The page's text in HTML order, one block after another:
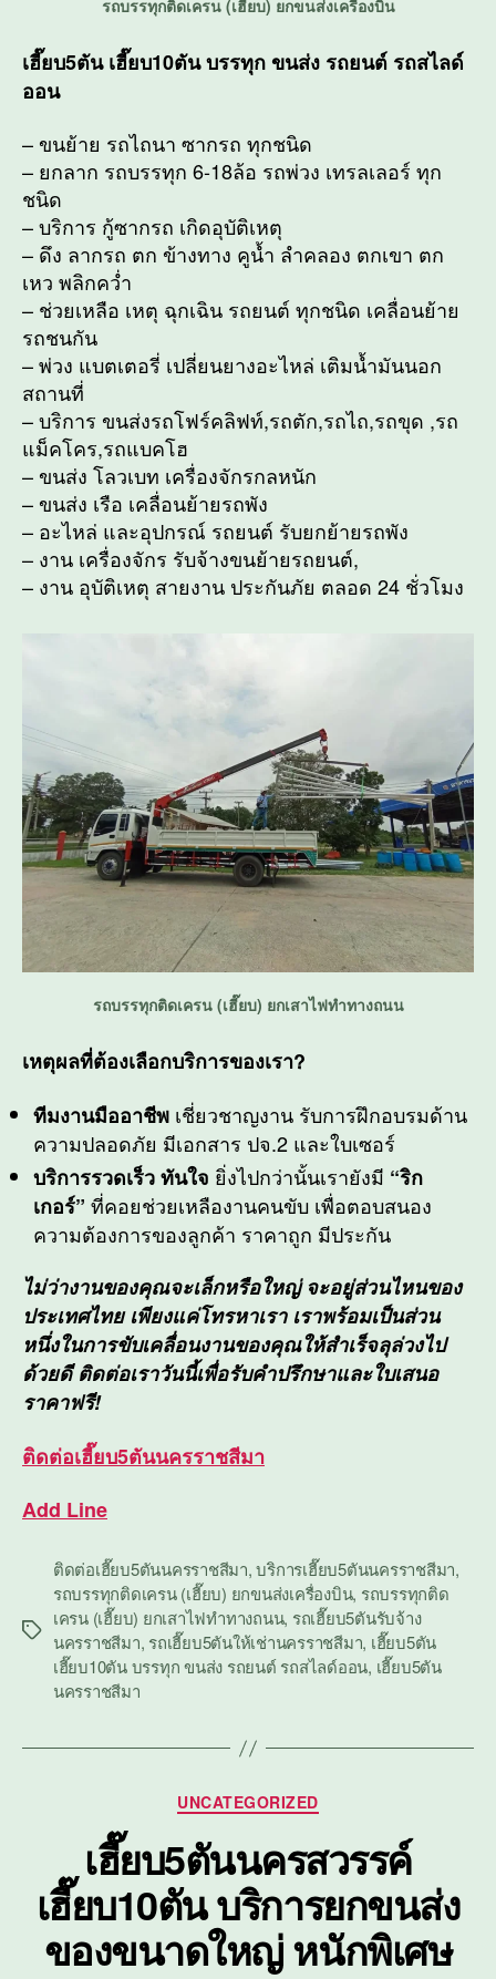
รถบรรทุกติดเครน (เฮี๊ยบ) ยกขนส่งเครื่องบิน
เฮี๊ยบ5ตัน เฮี๊ยบ10ตัน บรรทุก ขนส่ง รถยนต์ รถสไลด์
ออน
– ขนย้าย รถไถนา ซากรถ ทุกชนิด
– ยกลาก รถบรรทุก 6-18ล้อ รถพ่วง เทรลเลอร์ ทุก
ชนิด
– บริการ กู้ซากรถ เกิดอุบัติเหตุ
– ดึง ลากรถ ตก ข้างทาง คูน้ำ ลำคลอง ตกเขา ตก
เหว พลิกคว่ำ
– ช่วยเหลือ เหตุ ฉุกเฉิน รถยนต์ ทุกชนิด เคลื่อนย้าย
รถชนกัน
– พ่วง แบตเตอรี่ เปลี่ยนยางอะไหล่ เติมน้ำมันนอก
สถานที่
– บริการ ขนส่งรถโฟร์คลิฟท์,รถตัก,รถไถ,รถขุด ,รถ
แม็คโคร,รถแบคโฮ
– ขนส่ง โลวเบท เครื่องจักรกลหนัก
– ขนส่ง เรือ เคลื่อนย้ายรถพัง
– อะไหล่ และอุปกรณ์ รถยนต์ รับยกย้ายรถพัง
– งาน เครื่องจักร รับจ้างขนย้ายรถยนต์,
– งาน อุบัติเหตุ สายงาน ประกันภัย ตลอด 24 ชั่วโมง
รถบรรทุกติดเครน (เฮี๊ยบ) ยกเสาไฟทำทางถนน
เหตุผลที่ต้องเลือกบริการของเรา?
ทีมงานมืออาชีพ เชี่ยวชาญงาน รับการฝึกอบรมด้าน
ความปลอดภัย มีเอกสาร ปจ.2 และใบเซอร์
บริการรวดเร็ว ทันใจ ยิ่งไปกว่านั้นเรายังมี “ริก
เกอร์” ที่คอยช่วยเหลืองานคนขับ เพื่อตอบสนอง
ความต้องการของลูกค้า ราคาถูก มีประกัน
ไม่ว่างานของคุณจะเล็กหรือใหญ่ จะอยู่ส่วนไหนของ
ประเทศไทย เพียงแค่โทรหาเรา เราพร้อมเป็นส่วน
หนึ่งในการขับเคลื่อนงานของคุณให้สำเร็จลุล่วงไป
ด้วยดี ติดต่อเราวันนี้เพื่อรับคำปรึกษาและใบเสนอ
ราคาฟรี!
ติดต่อเฮี๊ยบ5ตันนครราชสีมา
Add Line
Tags
ติดต่อเฮี๊ยบ5ตันนครราชสีมา,บริการเฮี๊ยบ5ตันนครราชสีมา,
รถบรรทุกติดเครน (เฮี๊ยบ) ยกขนส่งเครื่องบิน, รถบรรทุกติด
เครน (เฮี๊ยบ) ยกเสาไฟทำทางถนน, รถเฮี๊ยบ5ตันรับจ้าง
นครราชสีมา, รถเฮี๊ยบ5ตันให้เช่านครราชสีมา, เฮี๊ยบ5ตัน
เฮี๊ยบ10ตัน บรรทุก ขนส่ง รถยนต์ รถสไลด์ออน, เฮี๊ยบ5ตัน
นครราชสีมา
Categories
UNCATEGORIZED
เฮี๊ยบ5ตันนครสวรรค์
เฮี๊ยบ10ตัน บริการยกขนส่ง
ของขนาดใหญ่ หนักพิเศษ